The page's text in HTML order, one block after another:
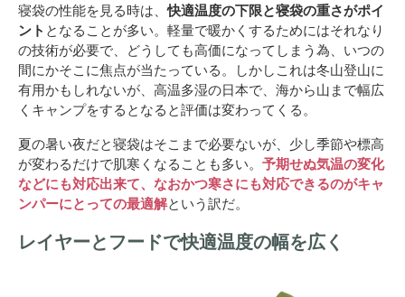
寝袋の性能を見る時は、快適温度の下限と寝袋の重さがポイ
ント となることが多い。軽量で暖かくするためにはそれなり
の技術が必要で、どうしても高価になってしまう為、いつの
間にかそこに焦点が当たっている。しかしこれは冬山登山に
有用かもしれないが、高温多湿の日本で、海から山まで幅広
くキャンプをするとなると評価は変わってくる。
夏の暑い夜だと寝袋はそこまで必要ないが、少し季節や標高
が変わるだけで肌寒くなることも多い。 予期せぬ気温の変化
などにも対応出来て、なおかつ寒さにも対応できるのがキャ
ンパーにとっての最適解という訳だ。
レイヤーとフードで快適温度の幅を広く